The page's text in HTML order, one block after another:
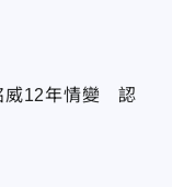
威12年情變 認